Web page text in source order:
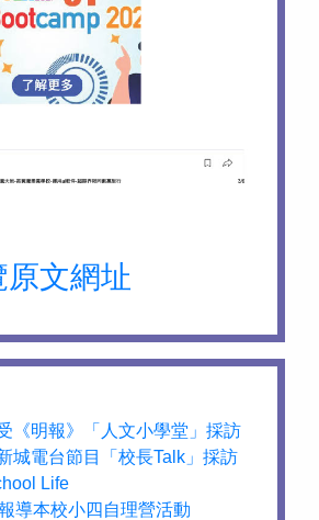
文網址
《明報》「人文小學堂」採訪
城電台節目「校長Talk」採訪
Life
導本校小四自理營活動